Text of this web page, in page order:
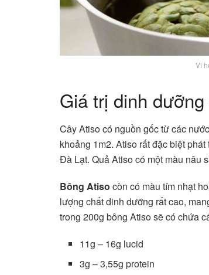
Vì
Giá trị dinh
Cây Atiso có nguồn gốc từ các
khoảng 1m2. Atiso rất đặc biệt
Đà Lạt. Quả Atiso có một màu nâu
Bông Atiso còn có màu tím nhạt
lượng chất dinh dưỡng rất cao,
trong 200g bông Atiso sẽ có chứa
11g – 16g lucid
3g – 3,55g protein